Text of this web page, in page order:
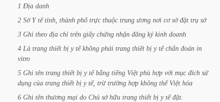
1 Địa danh
2 Sở Y tế tỉnh, thành phố trực thuộc trung ương nơi cơ sở đặt trụ sở
3 Ghi theo địa chỉ trên giấy chứng nhận đăng ký kinh doanh
4 Là trang thiết bị y tế không phải trang thiết bị y tế chẩn đoán in
vitro
5 Ghi tên trang thiết bị y tế bằng tiếng Việt phù hợp với mục đích sử
dụng của trang thiết bị y tế, trừ trường hợp không thể Việt hóa
6 Ghi tên thương mại do Chủ sở hữu trang thiết bị y tế đặt.